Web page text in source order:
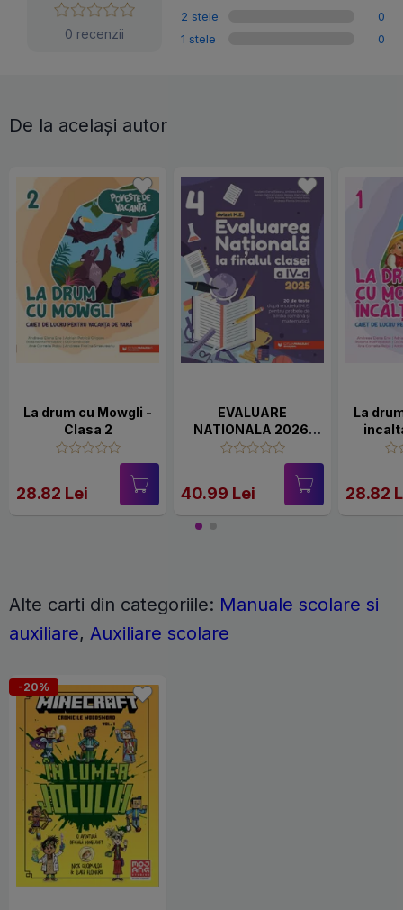
0 recenzii
2 stele
0
1 stele
0
De la același autor
La drum cu Mowgli -
Clasa 2
28.82 Lei
EVALUARE
NATIONALA 2026.
CLS. IV. LIMBA
ROMANA.
MATEMATICA
40.99 Lei
La
28.82
Alte carti din categoriile: Manuale scolare si
auxiliare, Auxiliare scolare
-20%